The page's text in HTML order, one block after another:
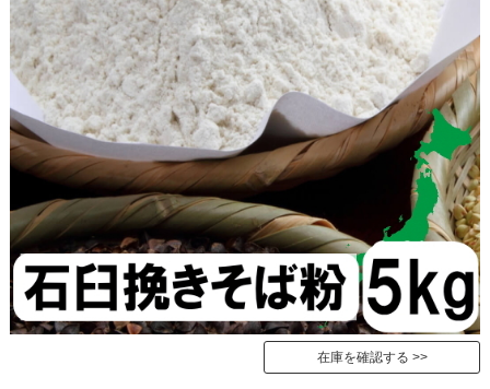
在庫を確認する